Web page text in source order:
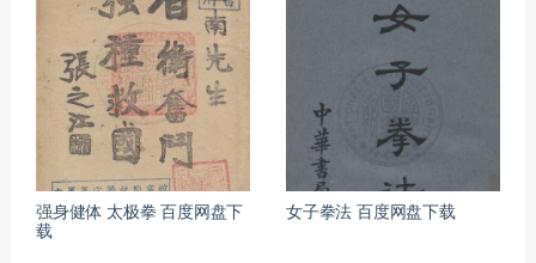
强身健体 太极拳 百度网盘下
载
女子拳法 百度网盘下载